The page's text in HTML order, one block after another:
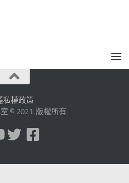
私權政策
© 2021. 版權所有